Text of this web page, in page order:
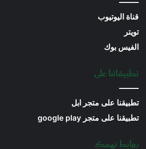
قناة اليوتيوب
تويتر
الفيس بوك
تطبيقاتنا على
تطبيقنا على متجر ابل
تطبيقنا على متجر google play
روابط تهمك